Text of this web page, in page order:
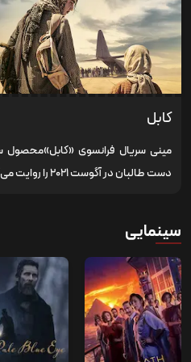
کابل
دست طالبان در آگوست ۲۰۲۱ را روایت می‌کند. این سریال تمرکز خ...
سینمایی